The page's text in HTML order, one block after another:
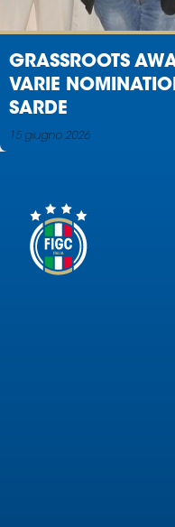
GRASSROOTS
VARIE
SARDE
15 giugno 2026